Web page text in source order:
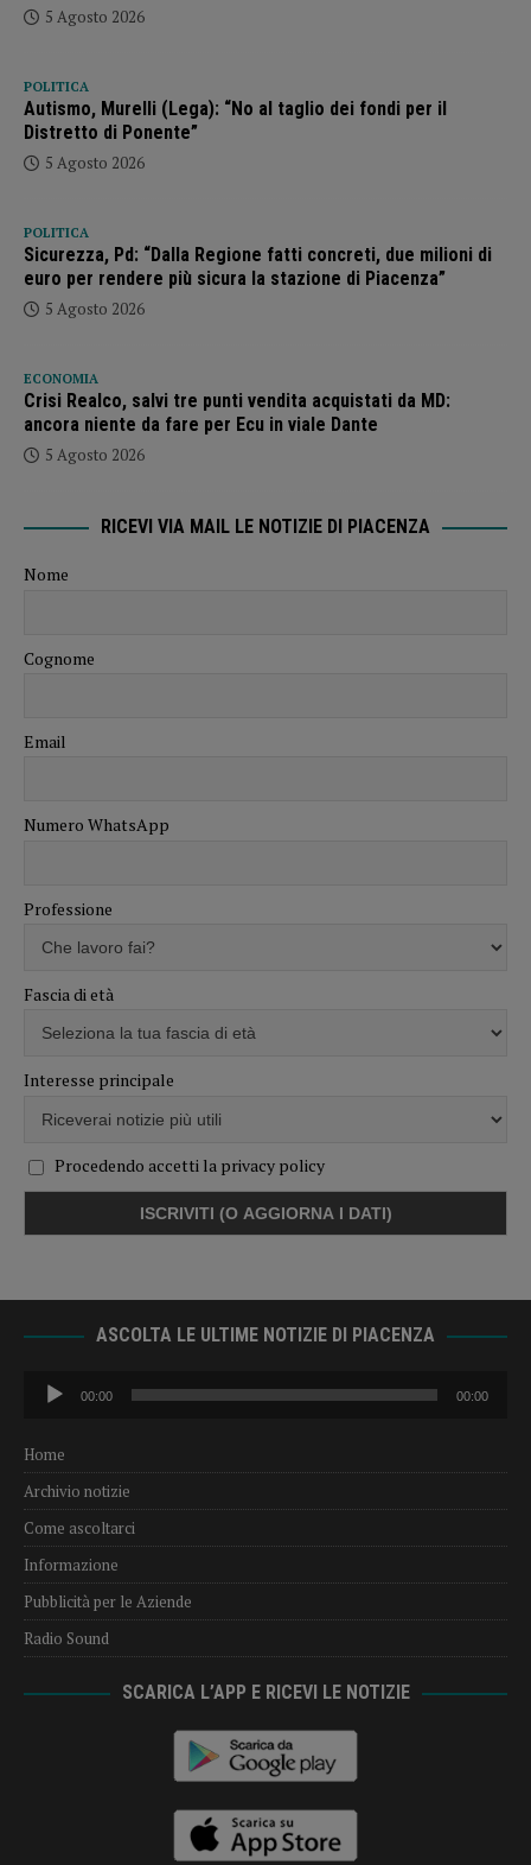
5 Agosto 2026
POLITICA
Autismo, Murelli (Lega): “No al taglio dei fondi per il
Distretto di Ponente”
5 Agosto 2026
POLITICA
Sicurezza, Pd: “Dalla Regione fatti concreti, due milioni di
euro per rendere più sicura la stazione di Piacenza”
5 Agosto 2026
ECONOMIA
Crisi Realco, salvi tre punti vendita acquistati da MD:
ancora niente da fare per Ecu in viale Dante
5 Agosto 2026
RICEVI VIA MAIL LE NOTIZIE DI PIACENZA
Nome
Cognome
Email
Numero WhatsApp
Professione
Fascia di età
Interesse principale
Procedendo accetti la privacy policy
ASCOLTA LE ULTIME NOTIZIE DI PIACENZA
Audio
Player
00:00 00:00
Home
Archivio notizie
Come ascoltarci
Informazione
Pubblicità per le Aziende
Radio Sound
SCARICA L’APP E RICEVI LE NOTIZIE